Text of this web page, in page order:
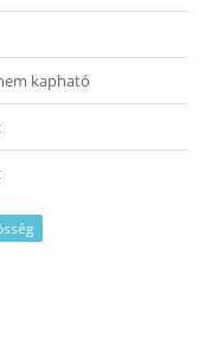
kapható